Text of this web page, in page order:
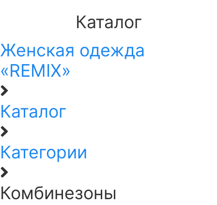
Каталог
Женская одежда
«REMIX»
Каталог
Категории
Комбинезоны